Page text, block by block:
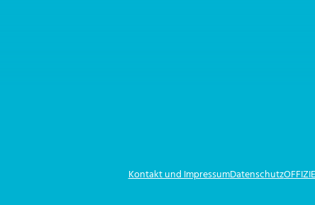
Kontakt und ImpressumDatenschutz